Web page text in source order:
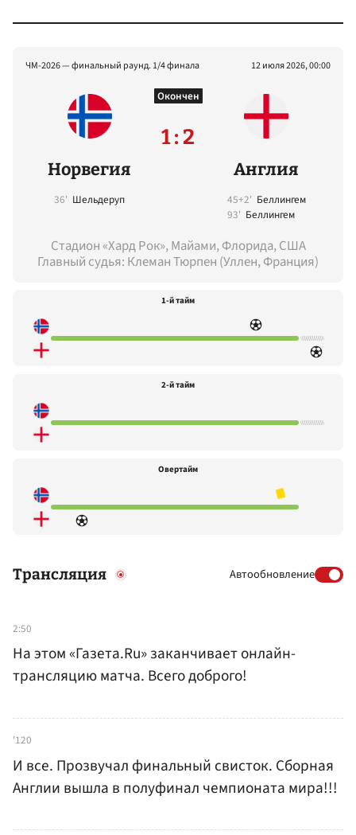
ЧМ-2026 — финальный раунд. 1/4 финала 12 июля 2026, 00:00
Норвегия
36' Шельдеруп
Окончен
1 : 2
Англия
45+2' Беллингем
93' Беллингем
Стадион «Хард Рок», Майами, Флорида, США
Главный судья: Клеман Тюрпен (Уллен, Франция)
1-й тайм
2-й тайм
Овертайм
Трансляция Автообновление
2:50
На этом «Газета.Ru» заканчивает онлайн-
трансляцию матча. Всего доброго!
'120
И все. Прозвучал финальный свисток. Сборная
Англии вышла в полуфинал чемпионата мира!!!